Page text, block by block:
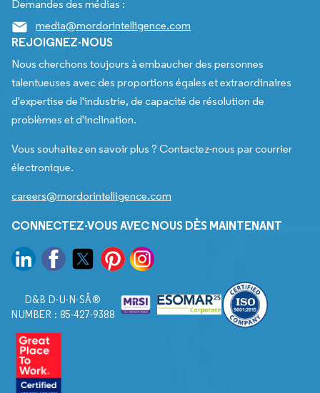
Demandes des médias :
media@mordorintelligence.com
REJOIGNEZ-NOUS
Nous cherchons toujours à embaucher des personnes
talentueuses avec des proportions égales et extraordinaires
d'expertise de l'industrie, de capacité de résolution de
problèmes et d'inclination.
Vous souhaitez en savoir plus ? Contactez-nous par courrier
électronique.
careers@mordorintelligence.com
CONNECTEZ-VOUS AVEC NOUS DÈS MAINTENANT
D&B D-U-N-SÂ®
NUMBER : 85-427-9388